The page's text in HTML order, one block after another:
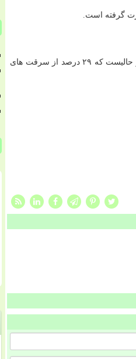
۱۲. علت رخ دادن ۴۲ درصد از سرقت های اطلاعاتی در جهان، نفوذ هكرها و مجرمان سایبری است. این در حالیست كه ۲۹ درصد از سرقت های